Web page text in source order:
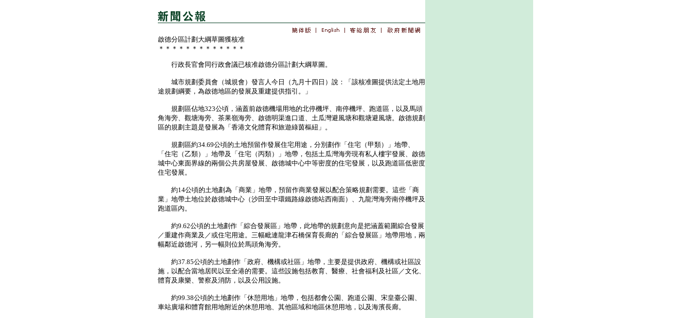
啟德分區計劃大綱草圖獲核准
＊＊＊＊＊＊＊＊＊＊＊＊＊
行政長官會同行政會議已核准啟德分區計劃大綱草圖。
城市規劃委員會（城規會）發言人今日（九月十四日）說：「該核准圖提供法定土地用
途規劃綱要，為啟德地區的發展及重建提供指引。」
規劃區佔地323公頃，涵蓋前啟德機場用地的北停機坪、南停機坪、跑道區，以及馬頭
角海旁、觀塘海旁、茶果嶺海旁、啟德明渠進口道、土瓜灣避風塘和觀塘避風塘。啟德規劃
區的規劃主題是發展為「香港文化體育和旅遊綠茵樞紐」。
規劃區約34.69公頃的土地預留作發展住宅用途，分別劃作「住宅（甲類）」地帶、
「住宅（乙類）」地帶及「住宅（丙類）」地帶，包括土瓜灣海旁現有私人樓宇發展、啟德
城中心東面界線的兩個公共房屋發展、啟德城中心中等密度的住宅發展，以及跑道區低密度
住宅發展。
約14公頃的土地劃為「商業」地帶，預留作商業發展以配合策略規劃需要。這些「商
業」地帶土地位於啟德城中心（沙田至中環鐵路線啟德站西南面）、九龍灣海旁南停機坪及
跑道區內。
約9.62公頃的土地劃作「綜合發展區」地帶，此地帶的規劃意向是把涵蓋範圍綜合發展
／重建作商業及／或住宅用途。三幅毗連龍津石橋保育長廊的「綜合發展區」地帶用地，兩
幅鄰近啟德河，另一幅則位於馬頭角海旁。
約37.85公頃的土地劃作「政府、機構或社區」地帶，主要是提供政府、機構或社區設
施，以配合當地居民以至全港的需要。這些設施包括教育、醫療、社會福利及社區／文化、
體育及康樂、警察及消防，以及公用設施。
約99.38公頃的土地劃作「休憩用地」地帶，包括都會公園、跑道公園、宋皇臺公園、
車站廣場和體育館用地附近的休憩用地、其他區域和地區休憩用地，以及海濱長廊。